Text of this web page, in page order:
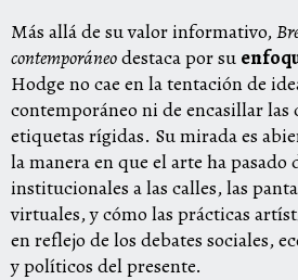
Más allá de su valor informativo,
contemporáneodestaca por su
Hodge no cae en la tentación de
contemporáneo ni de encasillar las
etiquetas rígidas. Su mirada es
la manera en que el arte ha pasado
institucionales a las calles, las
virtuales, y cómo las prácticas
en reflejo de los debates sociales,
y políticos del presente.